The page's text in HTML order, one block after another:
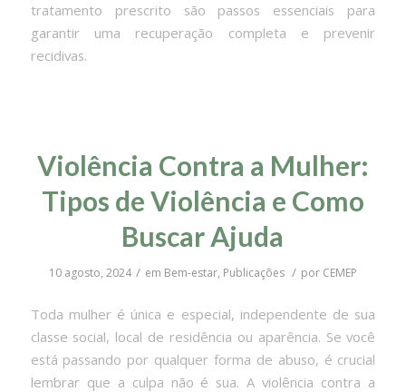
tratamento prescrito são passos essenciais para
garantir uma recuperação completa e prevenir
recidivas.
Violência Contra a Mulher:
Tipos de Violência e Como
Buscar Ajuda
10 agosto, 2024 / em Bem-estar, Publicações / por CEMEP
Toda mulher é única e especial, independente de sua
classe social, local de residência ou aparência. Se você
está passando por qualquer forma de abuso, é crucial
lembrar que a culpa não é sua. A violência contra a